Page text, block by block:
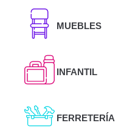
MUEBLES
INFANTIL
FERRETERÍA